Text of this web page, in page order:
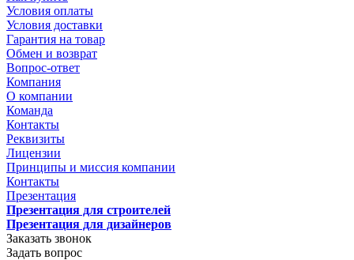
Условия оплаты
Условия доставки
Гарантия на товар
Обмен и возврат
Вопрос-ответ
Компания
О компании
Команда
Контакты
Реквизиты
Лицензии
Принципы и миссия компании
Контакты
Презентация
Презентация для строителей
Презентация для дизайнеров
Заказать звонок
Задать вопрос